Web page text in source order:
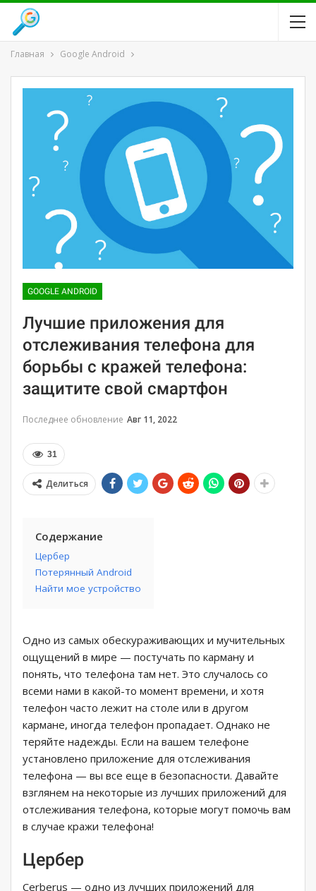
Главная Google Android
GOOGLE ANDROID
Лучшие приложения для
отслеживания телефона для
борьбы с кражей телефона:
защитите свой смартфон
Последнее обновление Авг 11, 2022
31
Делиться
Содержание
Цербер
Потерянный Android
Найти мое устройство
Одно из самых обескураживающих и мучительных
ощущений в мире — постучать по карману и
понять, что телефона там нет. Это случалось со
всеми нами в какой-то момент времени, и хотя
телефон часто лежит на столе или в другом
кармане, иногда телефон пропадает. Однако не
теряйте надежды. Если на вашем телефоне
установлено приложение для отслеживания
телефона — вы все еще в безопасности. Давайте
взглянем на некоторые из лучших приложений для
отслеживания телефона, которые могут помочь вам
в случае кражи телефона!
Цербер
Cerberus — одно из лучших приложений для